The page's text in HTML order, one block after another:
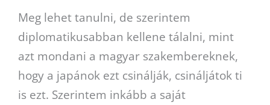
Meg lehet tanulni, de szerintem
diplomatikusabban kellene tálalni, mint
azt mondani a magyar szakembereknek,
hogy a japánok ezt csinálják, csináljátok ti
is ezt. Szerintem inkább a saját